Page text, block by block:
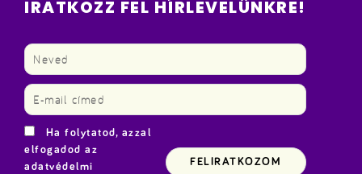
IRATKOZZ FEL HÍRLEVELÜNKRE!
Ha folytatod, azzal
elfogadod az
adatvédelmi